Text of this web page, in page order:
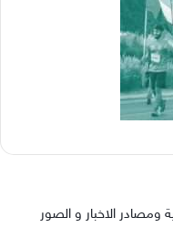
الاخبار و الصور